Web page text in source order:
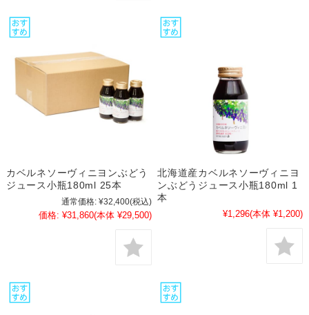
カベルネソーヴィニヨンぶどう
ジュース小瓶180ml 25本
通常価格: ¥32,400(税込)
価格: ¥31,860(本体 ¥29,500)
北海道産カベルネソーヴィニヨ
ンぶどうジュース小瓶180ml 1
本
¥1,296(本体 ¥1,200)